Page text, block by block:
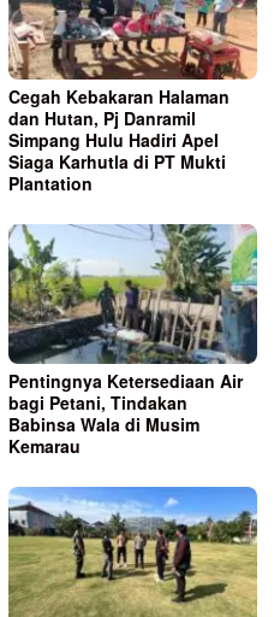
Cegah Kebakaran Halaman
dan Hutan, Pj Danramil
Simpang Hulu Hadiri Apel
Siaga Karhutla di PT Mukti
Plantation
Pentingnya Ketersediaan Air
bagi Petani, Tindakan
Babinsa Wala di Musim
Kemarau